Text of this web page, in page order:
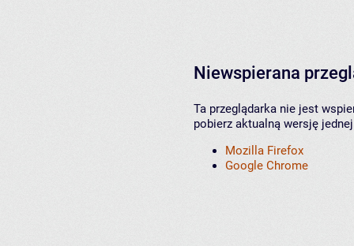
Niewspierana
Ta przeglądarka nie jest
pobierz aktualną wersję
Mozilla Firefox
Google Chrome